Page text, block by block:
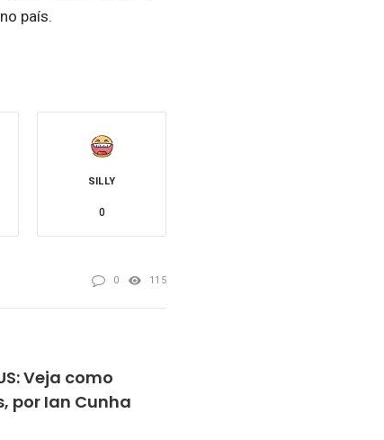
país.
SILLY
0
0 115
Veja como
por Ian Cunha